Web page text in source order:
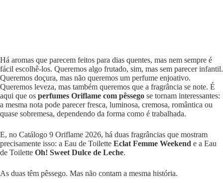
Há aromas que parecem feitos para dias quentes, mas nem sempre é
fácil escolhê-los. Queremos algo frutado, sim, mas sem parecer infantil.
Queremos doçura, mas não queremos um perfume enjoativo.
Queremos leveza, mas também queremos que a fragrância se note. É
aqui que os perfumes Oriflame com pêssego se tornam interessantes:
a mesma nota pode parecer fresca, luminosa, cremosa, romântica ou
quase sobremesa, dependendo da forma como é trabalhada.
E, no Catálogo 9 Oriflame 2026, há duas fragrâncias que mostram
precisamente isso: a Eau de Toilette Eclat Femme Weekend e a Eau
de Toilette Oh! Sweet Dulce de Leche.
As duas têm pêssego. Mas não contam a mesma história.